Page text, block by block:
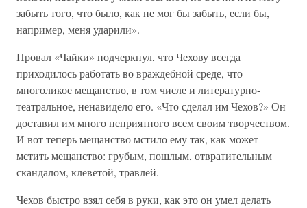
забыть того, что было, как не мог бы забыть, если бы,
например, меня ударили».
Провал «Чайки» подчеркнул, что Чехову всегда
приходилось работать во враждебной среде, что
многоликое мещанство, в том числе и литературно-
театральное, ненавидело его. «Что сделал им Чехов?» Он
доставил им много неприятного всем своим творчеством.
И вот теперь мещанство мстило ему так, как может
мстить мещанство: грубым, пошлым, отвратительным
скандалом, клеветой, травлей.
Чехов быстро взял себя в руки, как это он умел делать